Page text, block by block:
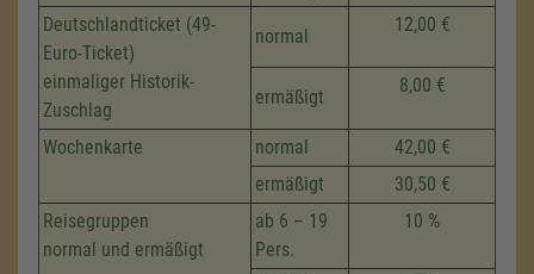
Deutschlandticket (49-
Euro-Ticket)
einmaliger Historik-
Zuschlag
normal
12,00 €
ermäßigt
8,00 €
Wochenkarte normal
42,00 €
ermäßigt
30,50 €
Reisegruppen
normal und ermäßigt
ab 6 – 19
Pers.
10 %